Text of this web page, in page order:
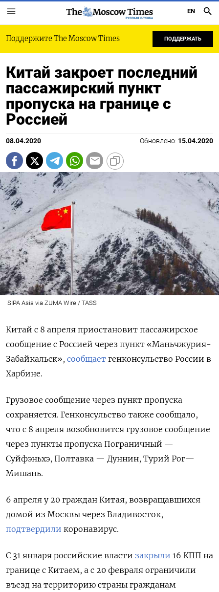
РУССКАЯ СЛУЖБА
EN
Поддержите The Moscow Times ПОДДЕРЖАТЬ
Китай закроет последний
пассажирский пункт
пропуска на границе с
Россией
08.04.2020 Обновлено: 15.04.2020
SIPA Asia via ZUMA Wire / TASS
Китай с 8 апреля приостановит пассажирское
сообщение с Россией через пункт «Маньчжурия-
Забайкальск», сообщает генконсульство России в
Харбине.
Грузовое сообщение через пункт пропуска
сохраняется. Генконсульство также сообщало,
что с 8 апреля возобновится грузовое сообщение
через пункты пропуска Пограничный —
Суйфэньхэ, Полтавка — Дуннин, Турий Рог—
Мишань.
6 апреля у 20 граждан Китая, возвращавшихся
домой из Москвы через Владивосток,
подтвердили коронавирус.
С 31 января российские власти закрыли 16 КПП на
границе с Китаем, а с 20 февраля ограничили
въезд на территорию страны гражданам